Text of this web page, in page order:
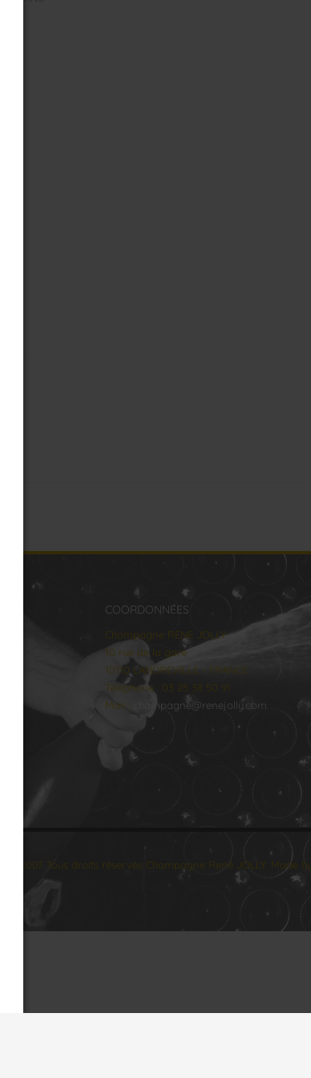
COORDONNÉES
Champagne RENE JOLLY
10 rue de la gare
10110 LANDREVILLE - FRANCE
Téléphone : 03 25 38 50 91
Mail :
champagne@renejolly.com
© 2007 Tous droits réservés Champagne René JOLLY. Made by